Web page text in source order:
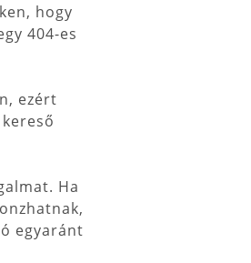
hogy
404-es
ezért
Ha
egyaránt